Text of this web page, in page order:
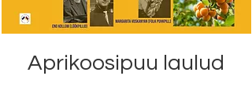
Aprikoosipuu laulud